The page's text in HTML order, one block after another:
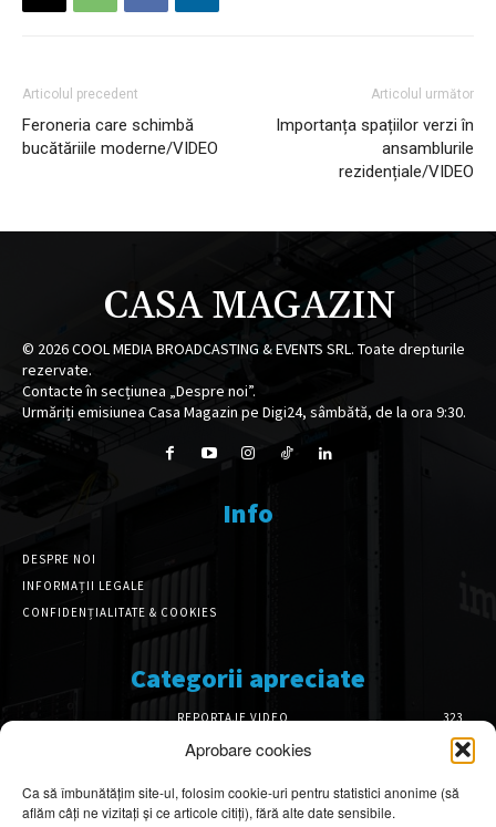
Aprobare cookies
Ca să îmbunătățim site-ul, folosim cookie-uri pentru statistici anonime (să
aflăm câți ne vizitați și ce articole citiți), fără alte date sensibile.
Articolul precedent
Feroneria care schimbă
bucătăriile moderne/VIDEO
Articolul următor
Importanța spațiilor verzi în
ansamblurile
rezidențiale/VIDEO
CASA MAGAZIN
© 2026COOL MEDIA BROADCASTING & EVENTS SRL. Toate drepturile
rezervate.
Contacte în secțiunea „Despre noi”.
Urmăriți emisiunea Casa Magazin pe Digi24, sâmbătă, de la ora 9:30.
Info
DESPRE NOI
INFORMAȚII LEGALE
CONFIDENȚIALITATE & COOKIES
Categorii apreciate
REPORTAJE VIDEO
323
AMENAJĂRI INTERIOARE
126
DESIGN INTERIOR
64
ARHITECTURĂ & DESIGN